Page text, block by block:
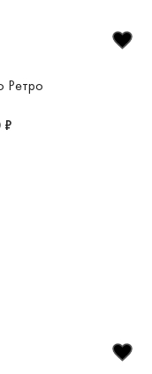
Ретро
₽